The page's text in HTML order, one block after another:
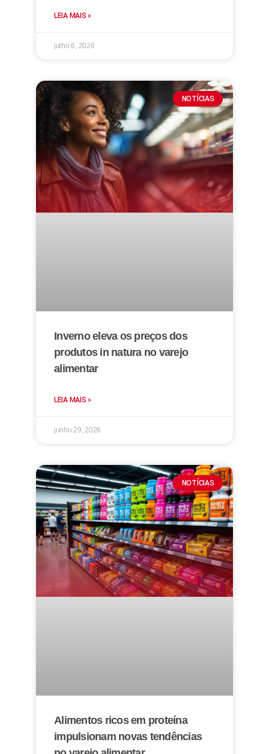
LEIA MAIS »
julho 6, 2026
NOTÍCIAS
Inverno eleva os preços dos
produtos in natura no varejo
alimentar
LEIA MAIS »
junho 29, 2026
NOTÍCIAS
Alimentos ricos em proteína
impulsionam novas tendências